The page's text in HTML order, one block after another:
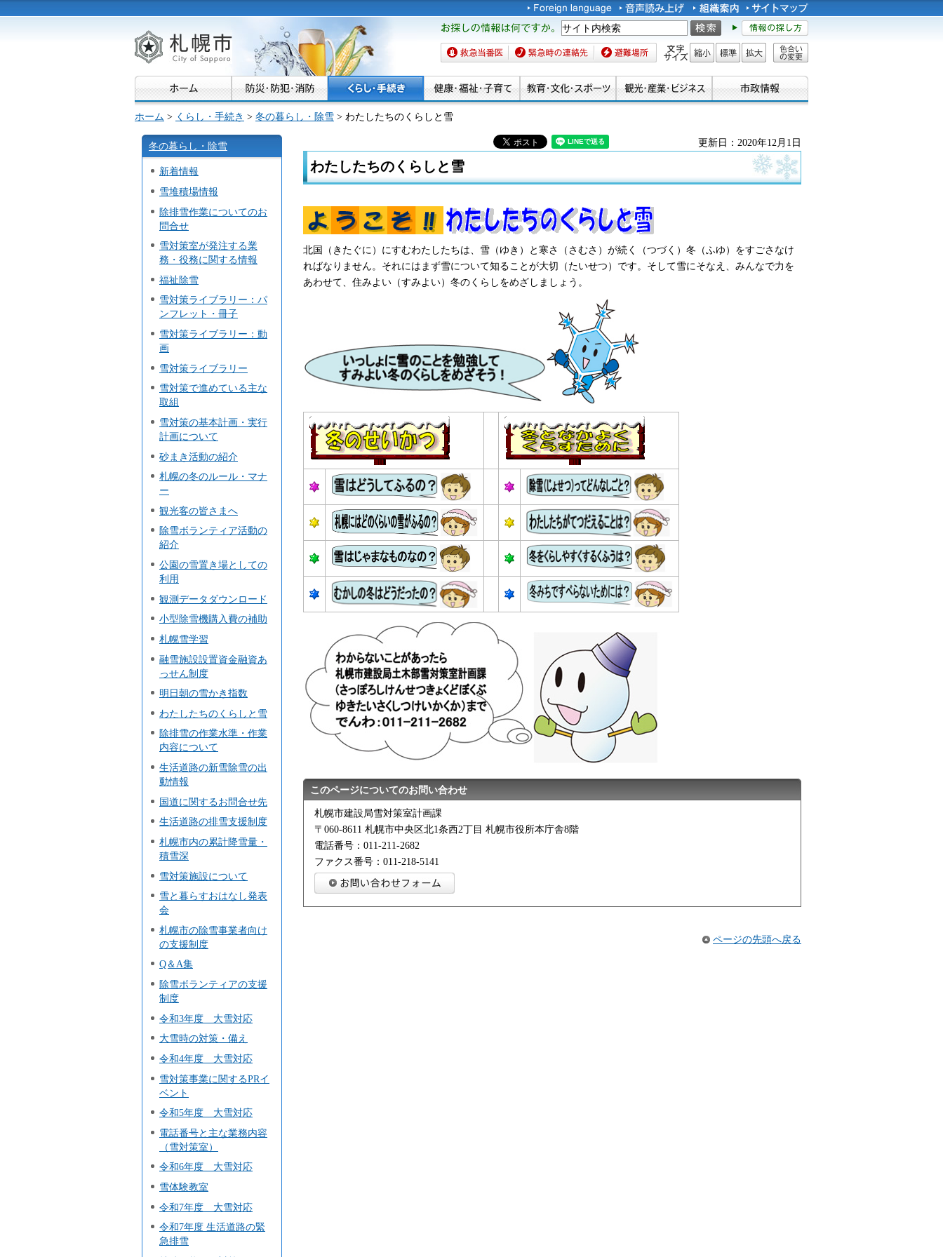
札幌市
お探しの情報は何です
か。
救急当番医 緊急時の連絡先 避難場所 文字サイズ
縮小 標準 拡大
色合い
ホーム > くらし・手続き > 冬の暮らし・除雪 > わたしたちのくらしと雪
冬の暮らし・除雪
新着情報
雪堆積場情報
除排雪作業についてのお
問合せ
雪対策室が発注する業
務・役務に関する情報
福祉除雪
雪対策ライブラリー：パ
ンフレット・冊子
雪対策ライブラリー：動
画
雪対策ライブラリー
雪対策で進めている主な
取組
雪対策の基本計画・実行
計画について
砂まき活動の紹介
札幌の冬のルール・マナ
ー
観光客の皆さまへ
除雪ボランティア活動の
紹介
公園の雪置き場としての
利用
観測データダウンロード
小型除雪機購入費の補助
札幌雪学習
融雪施設設置資金融資あ
っせん制度
明日朝の雪かき指数
わたしたちのくらしと雪
除排雪の作業水準・作業
内容について
生活道路の新雪除雪の出
動情報
国道に関するお問合せ先
生活道路の排雪支援制度
札幌市内の累計降雪量・
積雪深
雪対策施設について
雪と暮らすおはなし発表
会
札幌市の除雪事業者向け
の支援制度
Q＆A集
除雪ボランティアの支援
制度
令和3年度 大雪対応
大雪時の対策・備え
令和4年度 大雪対応
雪対策事業に関するPRイ
ベント
令和5年度 大雪対応
電話番号と主な業務内容
（雪対策室）
令和6年度 大雪対応
雪体験教室
令和7年度 大雪対応
令和7年度 生活道路の緊
急排雪
更新日：2020年12月1日
わたしたちのくらしと雪
北国（きたぐに）にすむわたしたちは、雪（ゆき）と寒さ（さむさ）が続く（つづく）冬（ふゆ）をすごさなけ
ればなりません。それにはまず雪について知ることが大切（たいせつ）です。そして雪にそなえ、みんなで力を
あわせて、住みよい（すみよい）冬のくらしをめざしましょう。
このページについてのお問い合わせ
札幌市建設局雪対策室計画課
〒060-8611 札幌市中央区北1条西2丁目 札幌市役所本庁舎8階
電話番号：011-211-2682
ファクス番号：011-218-5141
ページの先頭へ戻る